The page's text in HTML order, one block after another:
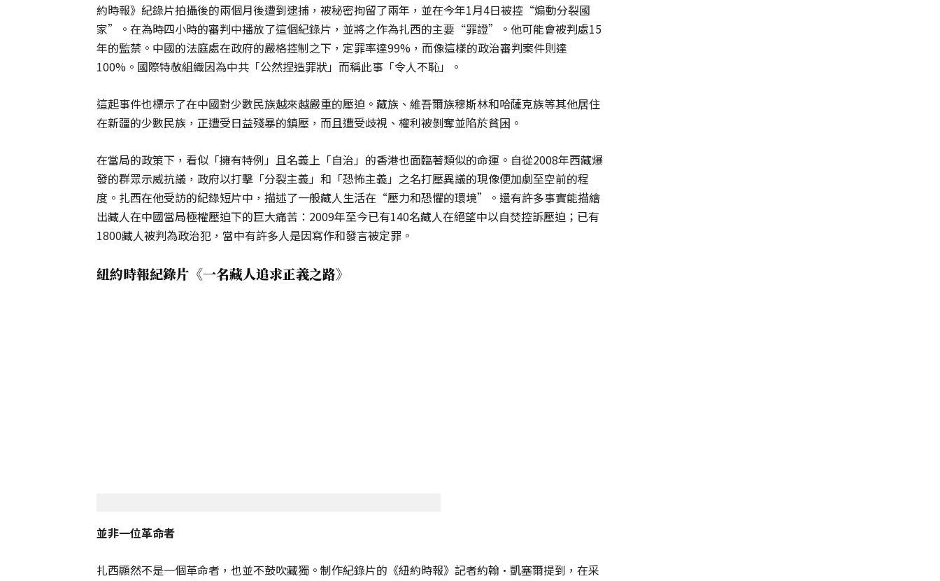
約時報》紀錄片拍攝後的兩個月後遭到逮捕，被秘密拘留了兩年，並在今年1月4日被控“煽動分裂國
家”。在為時四小時的審判中播放了這個紀錄片，並將之作為扎西的主要“罪證”。他可能會被判處15
年的監禁。中國的法庭處在政府的嚴格控制之下，定罪率達99%，而像這樣的政治審判案件則達
100%。國際特赦組織因為中共「公然捏造罪狀」而稱此事「令人不恥」。
這起事件也標示了在中國對少數民族越來越嚴重的壓迫。藏族、維吾爾族穆斯林和哈薩克族等其他居住
在新疆的少數民族，正遭受日益殘暴的鎮壓，而且遭受歧視、權利被剝奪並陷於貧困。
在當局的政策下，看似「擁有特例」且名義上「自治」的香港也面臨著類似的命運。自從2008年西藏爆
發的群眾示威抗議，政府以打擊「分裂主義」和「恐怖主義」之名打壓異議的現像便加劇至空前的程
度。扎西在他受訪的紀錄短片中，描述了一般藏人生活在“壓力和恐懼的環境”。還有許多事實能描繪
出藏人在中國當局極權壓迫下的巨大痛苦：2009年至今已有140名藏人在絕望中以自焚控訴壓迫；已有
1800藏人被判為政治犯，當中有許多人是因寫作和發言被定罪。
紐約時報紀錄片《一名藏人追求正義之路》
並非一位革命者
扎西顯然不是一個革命者，也並不鼓吹藏獨。制作紀錄片的《紐約時報》記者約翰·凱塞爾提到，在采